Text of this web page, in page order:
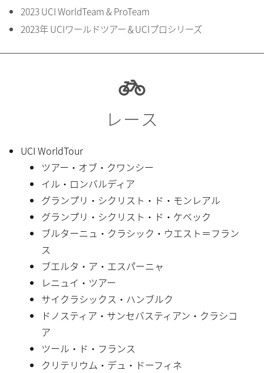
2023 UCI WorldTeam & ProTeam
2023年 UCIワールドツアー＆UCIプロシリーズ
レース
UCI WorldTour
ツアー・オブ・クワンシー
イル・ロンバルディア
グランプリ・シクリスト・ド・モンレアル
グランプリ・シクリスト・ド・ケベック
ブルターニュ・クラシック・ウエスト＝フラン
ス
ブエルタ・ア・エスパーニャ
レニュイ・ツアー
サイクラシックス・ハンブルク
ドノスティア・サンセバスティアン・クラシコ
ア
ツール・ド・フランス
クリテリウム・デュ・ドーフィネ